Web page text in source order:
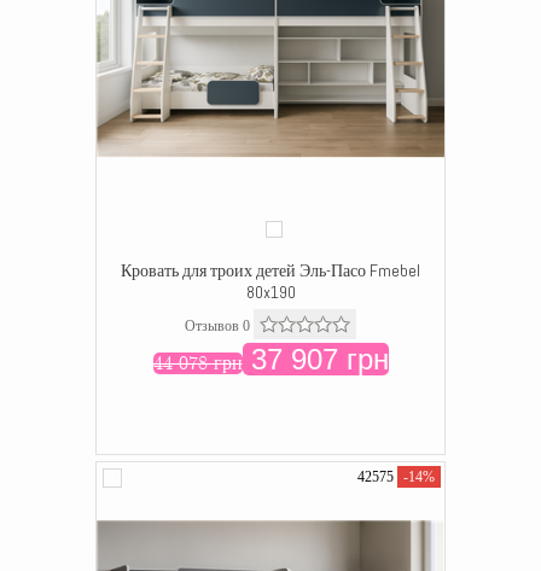
Кровать для троих детей Эль-Пасо Fmebel
80x190
Отзывов 0
44 078 грн37 907 грн
42575 -14%